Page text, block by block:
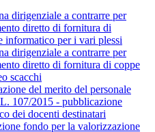
dirigenziale a contrarre per
diretto di fornitura di
informatico per i vari plessi
dirigenziale a contrarre per
diretto di fornitura di coppe
scacchi
del merito del personale
107/2015 - pubblicazione
dei docenti destinatari
fondo per la valorizzazione